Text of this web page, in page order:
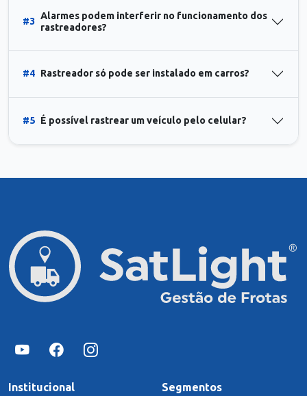
#3
Alarmes podem interferir no funcionamento dos
rastreadores?
#4 Rastreador só pode ser instalado em carros?
#5 É possível rastrear um veículo pelo celular?
Institucional Segmentos